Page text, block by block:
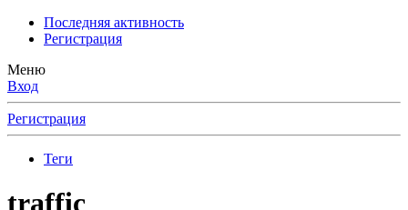
Последняя активность
Регистрация
Меню
Вход
Регистрация
Теги
traffic